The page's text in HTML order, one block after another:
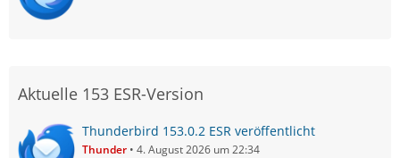
Aktuelle 153 ESR-Version
Thunderbird 153.0.2 ESR veröffentlicht
Thunder 4. August 2026 um 22:34